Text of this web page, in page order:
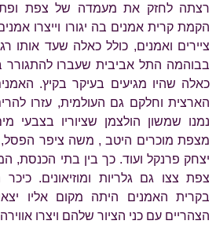
רצתה לחזק את מעמדה של צפת
הקמת קרית אמנים בה יגורו וייצרו
ציירים ואמנים, כולל כאלה שעד אותו
בבוהמה התל אביבית שעברו להתגורר
כאלה שהיו מגיעים בעיקר בקיץ.
הארצית וחלקם גם העולמית, עזרו
נמנו שמשון הולצמן שציוריו בצבעי
מצפת מוכרים היטב , משה ציפר
יצחק פרנקל ועוד. כך בין בתי הכנסת,
צפת צצו גם גלריות ומוזיאונים.
בקרית האמנים היתה מקום אליו
הצהריים עם כני הציור שלהם ויצרו